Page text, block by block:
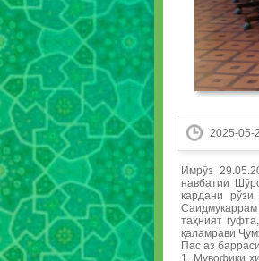
2025-05-
Имрӯз
навбатии
кардани
таҳният
қаламрави
Пас аз
1. Мувофиқи